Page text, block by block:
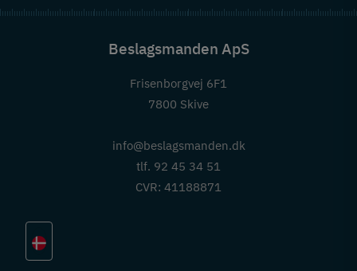
Beslagsmanden ApS
Frisenborgvej 6F1
7800 Skive
info@beslagsmanden.dk
tlf. 92 45 34 51
CVR: 41188871